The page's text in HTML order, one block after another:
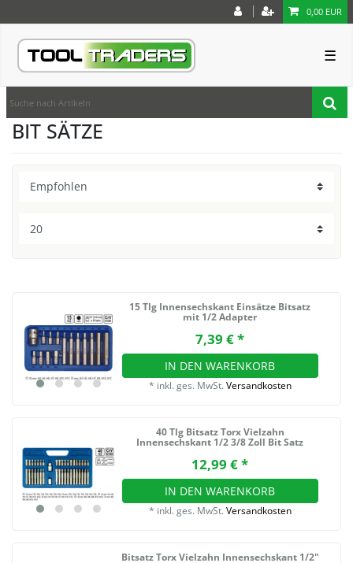
0,00 EUR
☰
BIT SÄTZE
15 Tlg Innensechskant Einsätze Bitsatz
mit 1/2 Adapter
7,39 € *
IN DEN WARENKORB
* inkl. ges. MwSt. Versandkosten
40 Tlg Bitsatz Torx Vielzahn
Innensechskant 1/2 3/8 Zoll Bit Satz
12,99 € *
IN DEN WARENKORB
* inkl. ges. MwSt. Versandkosten
Bitsatz Torx Vielzahn Innensechskant 1/2"